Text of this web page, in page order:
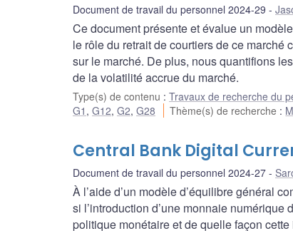
Document de travail du personnel 2024-29
Ce document présente et évalue un
le rôle du retrait de courtiers de ce marché
sur le marché. De plus, nous quantifions
de la volatilité accrue du marché.
Type(s) de contenu : Travaux de recherche du
G1 , G12, G2, G28 Thème(s) de recherche :
Central Bank Digital
Document de travail du personnel 2024-27
À l’aide d’un modèle d’équilibre général
si l’introduction d’une monnaie
politique monétaire et de quelle façon